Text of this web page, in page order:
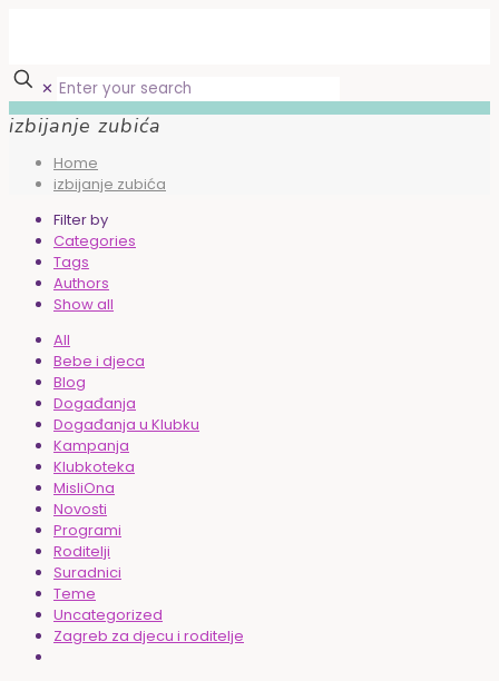
✕
izbijanje zubića
Home
izbijanje zubića
Filter by
Categories
Tags
Authors
Show all
All
Bebe i djeca
Blog
Događanja
Događanja u Klubku
Kampanja
Klubkoteka
MisliOna
Novosti
Programi
Roditelji
Suradnici
Teme
Uncategorized
Zagreb za djecu i roditelje